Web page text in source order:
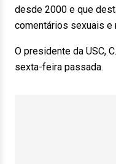
desde 2000 e que
comentários sexuais e
O presidente da USC,
sexta-feira passada.